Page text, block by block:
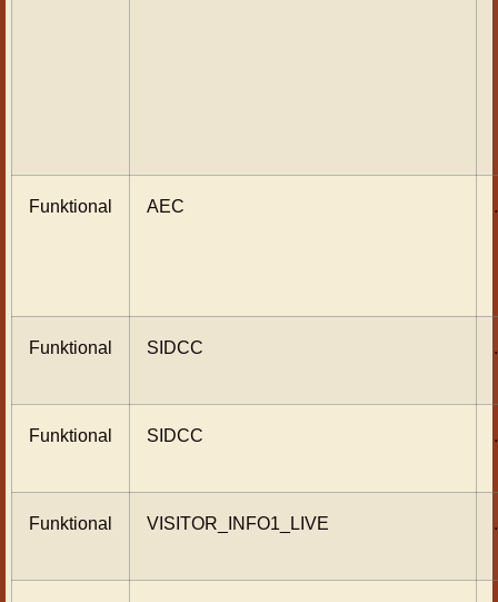
Funktional AEC
Funktional SIDCC
Funktional SIDCC
Funktional VISITOR_INFO1_LIVE